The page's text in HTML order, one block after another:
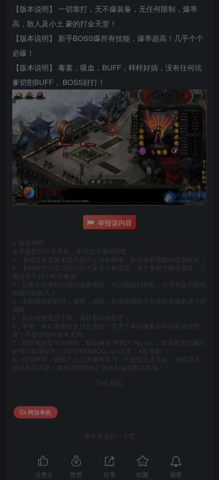
【版本说明】 一切靠打，无不爆装备，无任何限制，爆率
高，散人及小土 豪的打金天堂！
【版本说明】 新手BOSS爆所有技能，爆率超高！几乎个个
必爆！
【版本说明】 毒素，吸血，BUFF，样样好搞，没有任何坑
爹切割BUFF， BOSS好打！
举报该内容
版权声明
文章版权归作者所有，未经允许请勿转载。
1，本站所有资源来源于用户上传和网络，如有侵权请邮件联系站长！
2，本站软件分享目的仅供大家学习和交流，请不要用于商业用途，下
载后请于23小时后删除!
3，如果你也有好的源码或者教程，可以投稿到本站，分享有金币奖励
和额外的收入！
4，本站提供的软件，源码，游戏，其他资源部不包含技术服务请大家
谅解！
5，如有链接无法下载，请联系站长处理！
6，申明：本站资源出售只是赞助，仅用于本站服务器和日常运营所
需！不提供任何技术支持。
7，如压缩包提示有密码，默认解压 密码为‘9yy.net’，如遇到无法解压
的可以联系站长(1045578806#QQ.com注意：#改成@)！
8，特别声明：破解产品仅供参考学习，不提供技术支持，如有需求，
建议购买正版！如果源码侵犯了您的利益请留言告知！！
THE END
网游单机
喜欢就支持一下吧
点赞 0 赞赏 分享 收藏 催更